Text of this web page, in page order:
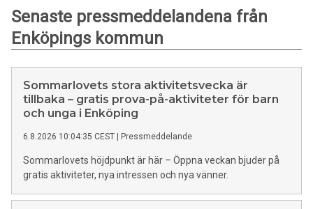
Senaste pressmeddelandena från
Enköpings kommun
Sommarlovets stora aktivitetsvecka är
tillbaka – gratis prova-på-aktiviteter för barn
och unga i Enköping
6.8.2026 10:04:35 CEST | Pressmeddelande
Sommarlovets höjdpunkt är här – Öppna veckan bjuder på
gratis aktiviteter, nya intressen och nya vänner.